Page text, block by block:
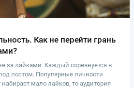
Как не перейти грань
за лайками. Каждый соревнуется в
постом. Популярные личности
мало лайков, то аудитория